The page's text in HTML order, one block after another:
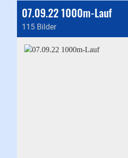
07.09.22 1000m-Lauf
115 Bilder